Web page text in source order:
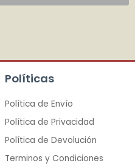
Políticas
Política de Envío
Política de Privacidad
Política de Devolución
Terminos y Condiciones